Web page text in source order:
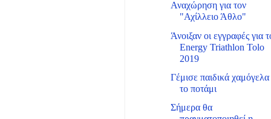
Αναχώρηση για τον
"Αχίλλειο Άθλο"
Άνοιξαν οι εγγραφές για
Energy Triathlon Tolo
2019
Γέμισε παιδικά χαμόγελα
το ποτάμι
Σήμερα θα